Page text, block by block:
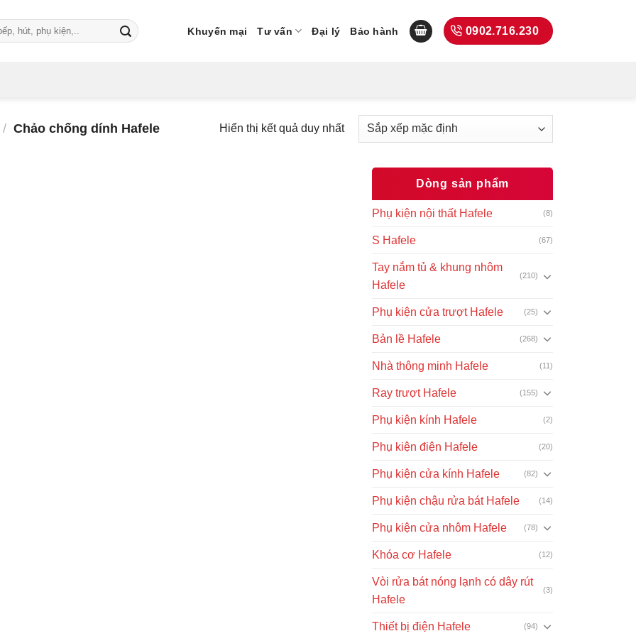
Khuyến mại Tư vấn Đại lý Bảo hành 0902.716.230
/ Chảo chống dính Hafele Hiển thị kết quả duy nhất
Dòng sản phẩm
Phụ kiện nội thất Hafele (8)
S Hafele (67)
Tay nắm tủ & khung nhôm
Hafele
(210)
Phụ kiện cửa trượt Hafele (25)
Bản lề Hafele (268)
Nhà thông minh Hafele (11)
Ray trượt Hafele (155)
Phụ kiện kính Hafele (2)
Phụ kiện điện Hafele (20)
Phụ kiện cửa kính Hafele (82)
Phụ kiện chậu rửa bát Hafele (14)
Phụ kiện cửa nhôm Hafele (78)
Khóa cơ Hafele (12)
Vòi rửa bát nóng lạnh có dây rút
Hafele
(3)
Thiết bị điện Hafele (94)